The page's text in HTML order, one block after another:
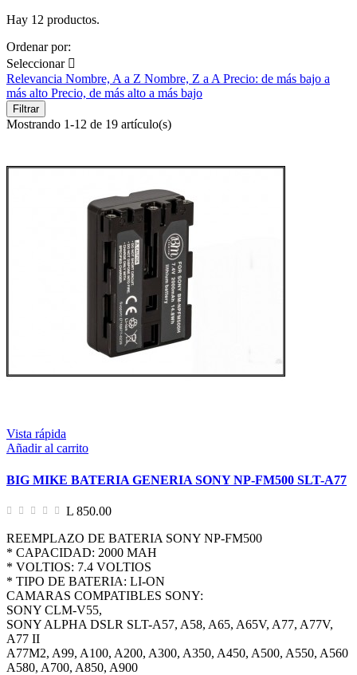
Hay 12 productos.
Ordenar por:
Seleccionar 
Relevancia Nombre, A a Z Nombre, Z a A Precio: de más bajo a
más alto Precio, de más alto a más bajo
Filtrar
Mostrando 1-12 de 19 artículo(s)
Vista rápida
Añadir al carrito
BIG MIKE BATERIA GENERIA SONY NP-FM500 SLT-A77
L 850.00
REEMPLAZO DE BATERIA SONY NP-FM500
* CAPACIDAD: 2000 MAH
* VOLTIOS: 7.4 VOLTIOS
* TIPO DE BATERIA: LI-ON
CAMARAS COMPATIBLES SONY:
SONY CLM-V55,
SONY ALPHA DSLR SLT-A57, A58, A65, A65V, A77, A77V,
A77 II
A77M2, A99, A100, A200, A300, A350, A450, A500, A550, A560
A580, A700, A850, A900